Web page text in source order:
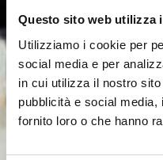
Questo sito web utilizza
Utilizziamo i cookie per
social media e per
in cui utilizza il nostro
pubblicità e social
fornito loro o che hanno